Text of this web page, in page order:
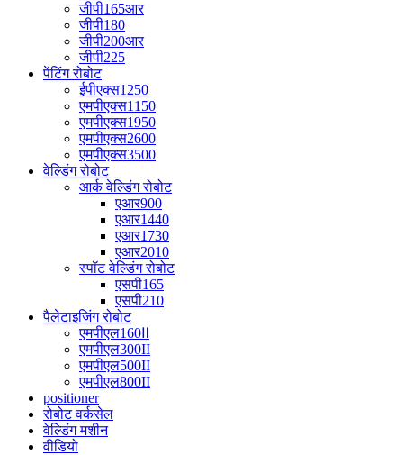
जीपी165आर
जीपी180
जीपी200आर
जीपी225
पेंटिंग रोबोट
ईपीएक्स1250
एमपीएक्स1150
एमपीएक्स1950
एमपीएक्स2600
एमपीएक्स3500
वेल्डिंग रोबोट
आर्क वेल्डिंग रोबोट
एआर900
एआर1440
एआर1730
एआर2010
स्पॉट वेल्डिंग रोबोट
एसपी165
एसपी210
पैलेटाइजिंग रोबोट
एमपीएल160Ⅱ
एमपीएल300II
एमपीएल500II
एमपीएल800II
positioner
रोबोट वर्कसेल
वेल्डिंग मशीन
वीडियो